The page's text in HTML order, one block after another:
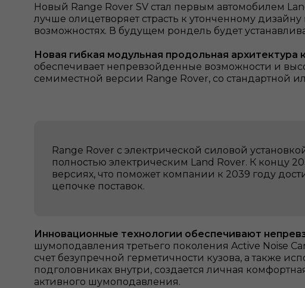
Новый Range Rover SV стал первым автомобилем
лучше олицетворяет страсть к утонченному
возможностях. В будущем рондель будет
Новая гибкая модульная продольная архитектура
обеспечивает непревзойденные возможности и
семиместной версии Range Rover, со стандартной
Range Rover с электрической силовой
полностью электрическим Land Rover. К концу
версиях, что поможет компании к 2039 году
цепочке поставок.
Инновационные технологии обеспечивают
шумоподавления третьего поколения Active Noise
счет безупречной герметичности кузова, а также
подголовниках внутри, создается личная
активного шумоподавления.